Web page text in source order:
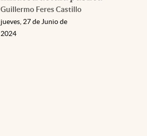
Guillermo Feres Castillo
jueves, 27 de Junio de
2024